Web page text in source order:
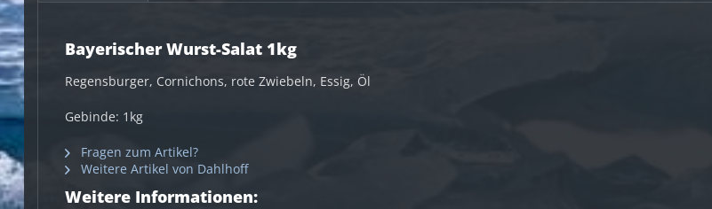
Bayerischer Wurst-Salat 1kg
Regensburger, Cornichons, rote Zwiebeln, Essig, Öl
Gebinde: 1kg
Fragen zum Artikel?
Weitere Artikel von Dahlhoff
Weitere Informationen: